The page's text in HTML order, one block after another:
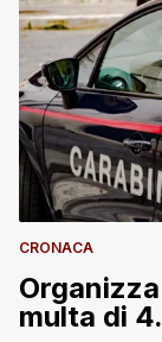
CRONACA
multa di